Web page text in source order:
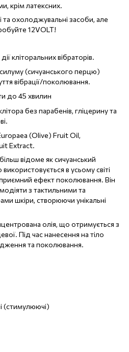
крім латексних.
та охолоджувальні засоби, але
12VOLT!
кліторальних вібраторів.
(сичуанського перцю)
вібрації/поколювання.
до 45 хвилин
без парабенів, гліцерину та
(Olive) Fruit Oil,
Extract.
відоме як сичуанський
в усьому світі
ефект поколювання. Він
з тактильними та
шкіри, створюючи унікальні
олія, що отримується з
Під час нанесення на тіло
та поколювання.
(стимулюючі)